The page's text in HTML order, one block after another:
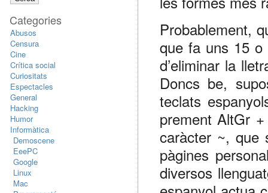
Probablement,
que fa uns 15
d’eliminar la
Doncs be,
teclats
prement AltGr
caràcter ~, que
pàgines
diversos
Categories
Abusos
Censura
Cine
Crítica social
Curiositats
Espectacles
General
Hacking
Humor
Informàtica
Demoscene
EeePC
Google
Linux
Mac